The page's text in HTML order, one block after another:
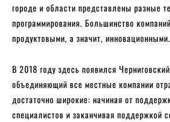
городе и области представлены разные
программирования. Большинство
продуктовыми, а значит, инновационными.
В 2018 году здесь появился
объединяющий все местные компании
достаточно широкие: начиная от
специалистов и заканчивая поддержкой